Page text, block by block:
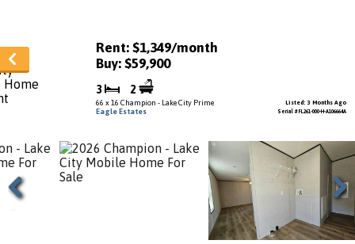
Rent: $1,349/month
Buy: $59,900
3 2
66 x 16 Champion - Lake City Prime
Eagle Estates
Listed: 3 Months Ago
Serial # FL261-000-H-A106664A
Next